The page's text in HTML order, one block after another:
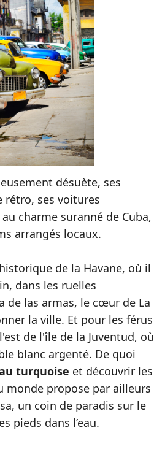
désuète, ses
rétro, ses voitures
charme suranné de Cuba,
arrangés locaux.
de la Havane, où il
dans les ruelles
de las armas, le cœur de La
la ville. Et pour les férus
de l'île de la Juventud, où
blanc argenté. De quoi
turquoise et découvrir les
monde propose par ailleurs
un coin de paradis sur le
pieds dans l’eau.